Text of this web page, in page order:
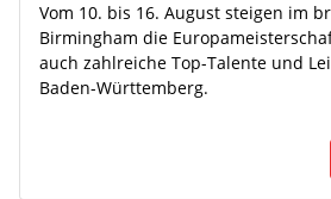
Vom 10. bis 16. August steigen im
Birmingham die
auch zahlreiche Top-Talente und
Baden-Württemberg.